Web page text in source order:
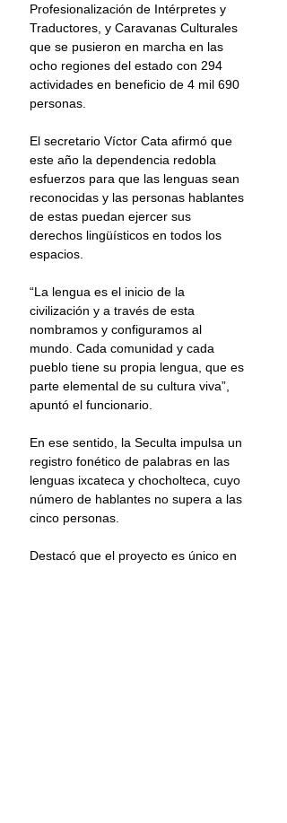
Profesionalización de Intérpretes y
Traductores, y Caravanas Culturales
que se pusieron en marcha en las
ocho regiones del estado con 294
actividades en beneficio de 4 mil 690
personas.
El secretario Víctor Cata afirmó que
este año la dependencia redobla
esfuerzos para que las lenguas sean
reconocidas y las personas hablantes
de estas puedan ejercer sus
derechos lingüísticos en todos los
espacios.
“La lengua es el inicio de la
civilización y a través de esta
nombramos y configuramos al
mundo. Cada comunidad y cada
pueblo tiene su propia lengua, que es
parte elemental de su cultura viva”,
apuntó el funcionario.
En ese sentido, la Seculta impulsa un
registro fonético de palabras en las
lenguas ixcateca y chocholteca, cuyo
número de hablantes no supera a las
cinco personas.
Destacó que el proyecto es único en